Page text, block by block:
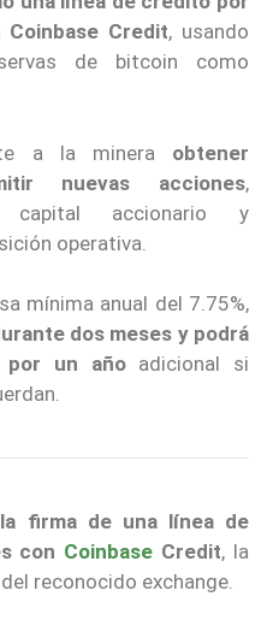
Credit, usando
de bitcoin como
a la minera obtener
nuevas acciones,
capital accionario y
operativa.
mínima anual del 7.75%,
dos meses y podrá
por un añoadicional si
la firma de una línea de
con Coinbase Credit, la
reconocido exchange.